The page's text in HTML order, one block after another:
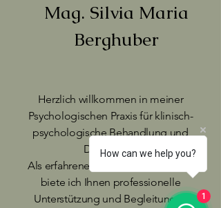
Mag. Silvia Maria
Berghuber
Herzlich willkommen in meiner
Psychologischen Praxis für klinisch-
psychologische Behandlung und
Diagnostik.
Als erfahrene klinische Psychologin
biete ich Ihnen professionelle
Unterstützung und Begleitung in
How can we help you?
1